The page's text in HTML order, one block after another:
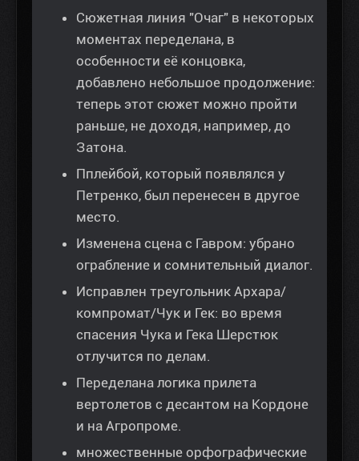
Сюжетная линия "Очаг" в некоторых
моментах переделана, в
особенности её концовка,
добавлено небольшое продолжение:
теперь этот сюжет можно пройти
раньше, не доходя, например, до
Затона.
Пплейбой, который появлялся у
Петренко, был перенесен в другое
место.
Изменена сцена с Гавром: убрано
ограбление и сомнительный диалог.
Исправлен треугольник Архара/
компромат/Чук и Гек: во время
спасения Чука и Гека Шерстюк
отлучится по делам.
Переделана логика прилета
вертолетов с десантом на Кордоне
и на Агропроме.
множественные орфографические